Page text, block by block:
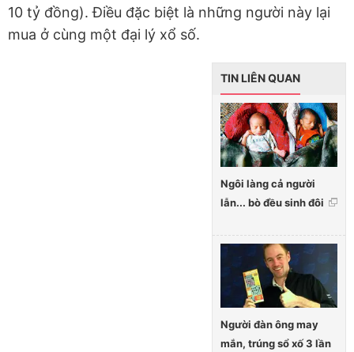
10 tỷ đồng). Điều đặc biệt là những người này lại
mua ở cùng một đại lý xổ số.
TIN LIÊN QUAN
Ngôi làng cả người
lẫn... bò đều sinh đôi
Người đàn ông may
mắn, trúng sổ xố 3 lần